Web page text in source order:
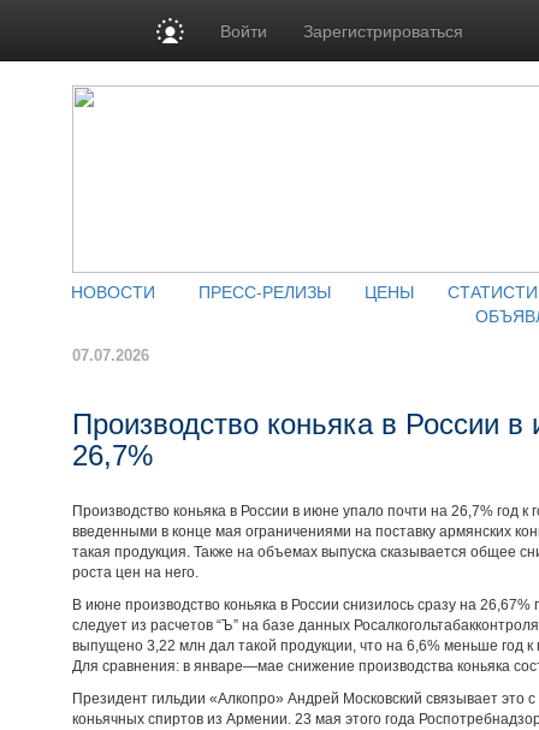
Войти Зарегистрироваться
НОВОСТИ ПРЕСС-РЕЛИЗЫ ЦЕНЫ
07.07.2026
Производство коньяка в России
26,7%
Производство коньяка в России в июне упало почти на 26,7% год к
введенными в конце мая ограничениями на поставку армянских
такая продукция. Также на объемах выпуска сказывается общее
роста цен на него.
В июне производство коньяка в России снизилось сразу на 26,67%
следует из расчетов “Ъ” на базе данных
выпущено 3,22 млн дал такой продукции, что на 6,6% меньше год
Для сравнения: в январе—мае снижение производства коньяка
Президент гильдии «Алкопро» Андрей Московский связывает это
коньячных спиртов из Армении. 23 мая этого года